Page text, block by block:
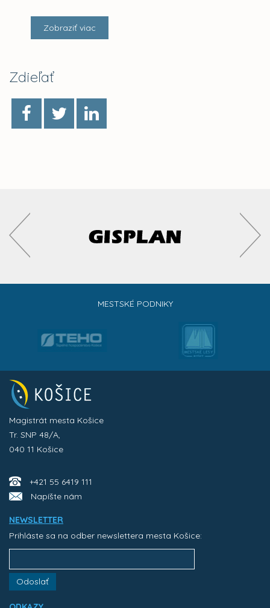
Zobraziť viac
Zdieľať
MESTSKÉ PODNIKY
Magistrát mesta Košice
Tr. SNP 48/A,
040 11 Košice
+421 55 6419 111
Napíšte nám
NEWSLETTER
Prihláste sa na odber newslettera mesta Košice:
Odoslať